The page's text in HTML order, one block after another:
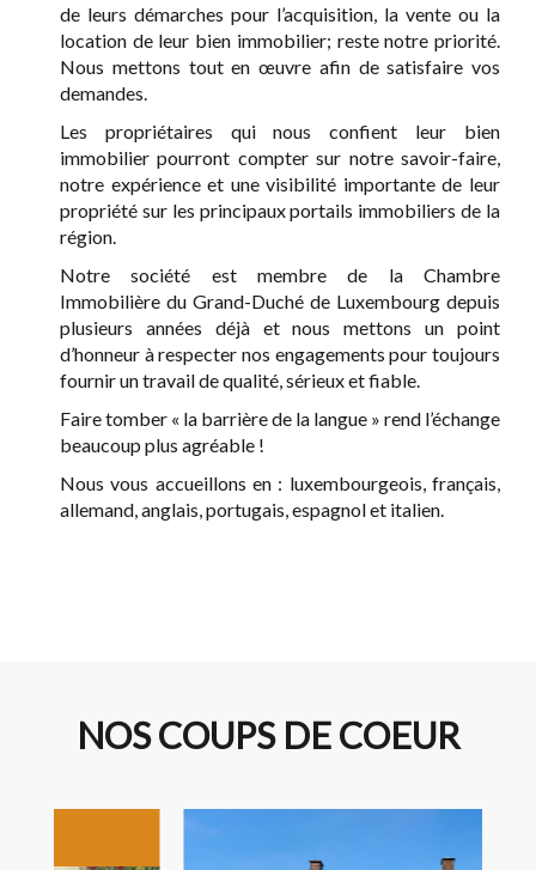
de leurs démarches pour l’acquisition, la vente ou la
location de leur bien immobilier; reste notre priorité.
Nous mettons tout en œuvre afin de satisfaire vos
demandes.
Les propriétaires qui nous confient leur bien
immobilier pourront compter sur notre savoir-faire,
notre expérience et une visibilité importante de leur
propriété sur les principaux portails immobiliers de la
région.
Notre société est membre de la Chambre
Immobilière du Grand-Duché de Luxembourg depuis
plusieurs années déjà et nous mettons un point
d’honneur à respecter nos engagements pour toujours
fournir un travail de qualité, sérieux et fiable.
Faire tomber « la barrière de la langue » rend l’échange
beaucoup plus agréable !
Nous vous accueillons en : luxembourgeois, français,
allemand, anglais, portugais, espagnol et italien.
NOS COUPS DE COEUR